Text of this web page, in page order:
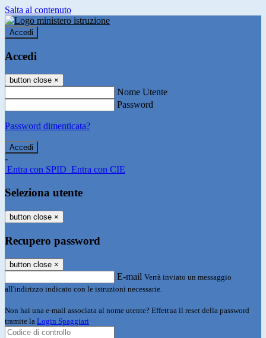
Salta al contenuto
Accedi
Accedi
button close ×
Nome Utente
Password
Password dimenticata?
-
Entra con SPID Entra con CIE
Seleziona utente
button close ×
Recupero password
button close ×
E-mail Verrà inviato un messaggio
all'indirizzo indicato con le istruzioni necessarie.
Non hai una e-mail associata al nome utente? Effettua il reset della password
tramite la Login Spaggiari